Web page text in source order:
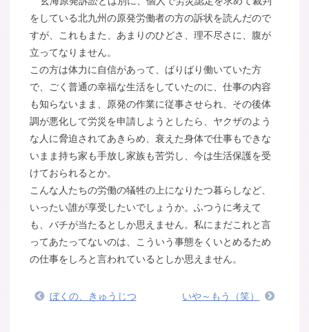
をしている北九州の原発労働者の方の訴状を読んだので
すが、これもまた、あまりのひどさ、理不尽さに、腹が
立ってなりません。
この方は体力に自信があって、ばりばり働いていた方
で、ごく普通の幸福な生活をしていたのに、仕事の内容
も知らないまま、原発の作業に従事させられ、その後体
調が悪化して労災を申請しようとしたら、ヤクザのよう
な人に脅迫されてあきらめ、衰えた身体で仕事もできな
いまま持ち家も手放し家族も苦労し、今は生活保護を受
けておられるとか。
こんな人たちの労働の犠牲の上になりたつ暮らしなど、
いったい誰が享受したいでしょうか。ふつうに考えて
も、バチが当たるとしか思えません。私にまだこれと言
ってあたってないのは、こういう事態をくいとめるため
の仕事をしろと言われているとしか思えません。
ぼくの、きゅうじつ いや～もう（笑）